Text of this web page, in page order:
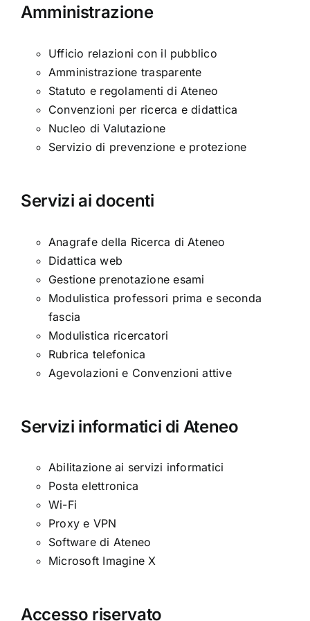
Amministrazione
Ufficio relazioni con il pubblico
Amministrazione trasparente
Statuto e regolamenti di Ateneo
Convenzioni per ricerca e didattica
Nucleo di Valutazione
Servizio di prevenzione e protezione
Servizi ai docenti
Anagrafe della Ricerca di Ateneo
Didattica web
Gestione prenotazione esami
Modulistica professori prima e seconda
fascia
Modulistica ricercatori
Rubrica telefonica
Agevolazioni e Convenzioni attive
Servizi informatici di Ateneo
Abilitazione ai servizi informatici
Posta elettronica
Wi-Fi
Proxy e VPN
Software di Ateneo
Microsoft Imagine X
Accesso riservato